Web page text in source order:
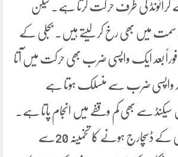
گرائونڈ کی طرف حرکت کرتا ہے۔ لیکن
میں بھی رخ کرلیتے ہیں۔ بجلی کے
بعد ایک واپسی ضرب بھی حرکت میں آتا
واپسی ضرب سے منسلک ہوتا ہے
سیکنڈ سے بھی کم وقفے میں انجام پاتا ہے۔
ایک اوسط آسمانی بجلی کے ڈسچارج ہونے کا تخمینہ 20سے